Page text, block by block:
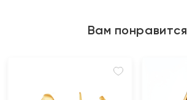
Вам понравится